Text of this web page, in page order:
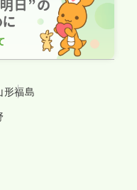
形福島